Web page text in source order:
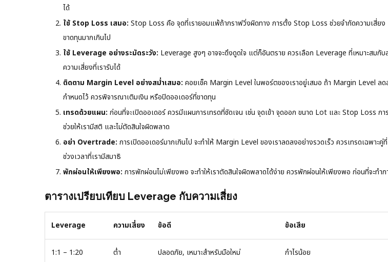
ได้
ใช้ Stop Loss เสมอ: Stop Loss คือ จุดที่เรายอมแพ้ถ้ากราฟวิ่งผิดทาง การตั้ง Stop Loss ช่วยจำกัดความเสี่ยง
ขาดทุนมากเกินไป
ใช้ Leverage อย่างระมัดระวัง: Leverage สูงๆ อาจจะดึงดูดใจ แต่ก็อันตราย ควรเลือก Leverage ที่เหมาะสมกับ
ความเสี่ยงที่เรารับได้
ติดตาม Margin Level อย่างสม่ำเสมอ: คอยเช็ค Margin Level ในพอร์ตของเราอยู่เสมอ ถ้า Margin Level ลด
กำหนดไว้ ควรพิจารณาเติมเงิน หรือปิดออเดอร์ที่ขาดทุน
เทรดด้วยแผน: ก่อนที่จะเปิดออเดอร์ ควรมีแผนการเทรดที่ชัดเจน เช่น จุดเข้า จุดออก ขนาด Lot และ Stop Loss กา
ช่วยให้เรามีสติ และไม่ตัดสินใจผิดพลาด
อย่า Overtrade: การเปิดออเดอร์มากเกินไป จะทำให้ Margin Level ของเราลดลงอย่างรวดเร็ว ควรเทรดเฉพาะคู่ที่
ช่วงเวลาที่เรามีสมาธิ
พักผ่อนให้เพียงพอ: การพักผ่อนไม่เพียงพอ จะทำให้เราตัดสินใจผิดพลาดได้ง่าย ควรพักผ่อนให้เพียงพอ ก่อนที่จะทำก
ตารางเปรียบเทียบ Leverage กับความเสี่ยง
Leverage ความเสี่ยง ข้อดี ข้อเสีย
1:1 – 1:20 ต่ำ ปลอดภัย, เหมาะสำหรับมือใหม่ กำไรน้อย